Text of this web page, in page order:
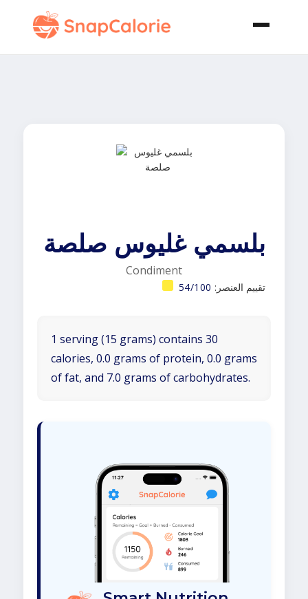
بلسمي غليوس صلصة
Condiment
تقييم العنصر: 54/100
1 serving (15 grams) contains 30
calories, 0.0 grams of protein, 0.0 grams
of fat, and 7.0 grams of carbohydrates.